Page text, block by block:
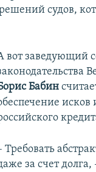
судов,
вот заведующий
Бабин
Требовать
за счет долга,